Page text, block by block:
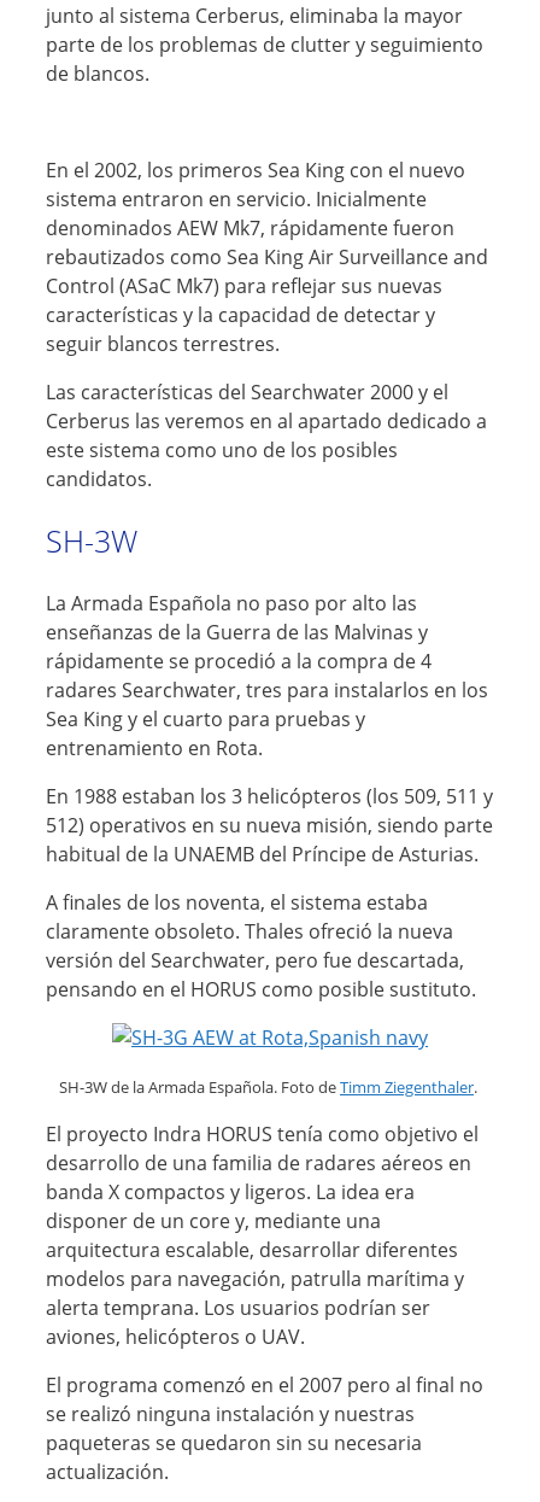
junto al sistema Cerberus, eliminaba la mayor
parte de los problemas de clutter y seguimiento
de blancos.
En el 2002, los primeros Sea King con el nuevo
sistema entraron en servicio. Inicialmente
denominados AEW Mk7, rápidamente fueron
rebautizados como Sea King Air Surveillance and
Control (ASaC Mk7) para reflejar sus nuevas
características y la capacidad de detectar y
seguir blancos terrestres.
Las características del Searchwater 2000 y el
Cerberus las veremos en al apartado dedicado a
este sistema como uno de los posibles
candidatos.
SH-3W
La Armada Española no paso por alto las
enseñanzas de la Guerra de las Malvinas y
rápidamente se procedió a la compra de 4
radares Searchwater, tres para instalarlos en los
Sea King y el cuarto para pruebas y
entrenamiento en Rota.
En 1988 estaban los 3 helicópteros (los 509, 511 y
512) operativos en su nueva misión, siendo parte
habitual de la UNAEMB del Príncipe de Asturias.
A finales de los noventa, el sistema estaba
claramente obsoleto. Thales ofreció la nueva
versión del Searchwater, pero fue descartada,
pensando en el HORUS como posible sustituto.
SH-3W de la Armada Española. Foto deTimm Ziegenthaler.
El proyecto Indra HORUS tenía como objetivo el
desarrollo de una familia de radares aéreos en
banda X compactos y ligeros. La idea era
disponer de un core y, mediante una
arquitectura escalable, desarrollar diferentes
modelos para navegación, patrulla marítima y
alerta temprana. Los usuarios podrían ser
aviones, helicópteros o UAV.
El programa comenzó en el 2007 pero al final no
se realizó ninguna instalación y nuestras
paqueteras se quedaron sin su necesaria
actualización.